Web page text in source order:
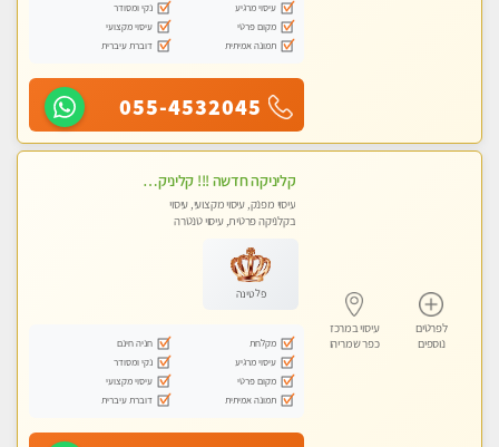
עיסוי מרגיע
נקי ומסודר
מקום פרטי
עיסוי מקצועי
תמונה אמיתית
דוברת עיברית
055-4532045
לפרטים
נוספים
עיסוי במרכז
כפר שמריהו
קליניקה חדשה !!! קליניקה פרטית ואיכותית במיוחד בהרצליה
עיסוי מפנק, עיסוי מקצועי, עיסוי
בקלניקה פרטית, עיסוי טנטרה
פלטינה
מקלחת
חניה חינם
עיסוי מרגיע
נקי ומסודר
מקום פרטי
עיסוי מקצועי
תמונה אמיתית
דוברת עיברית